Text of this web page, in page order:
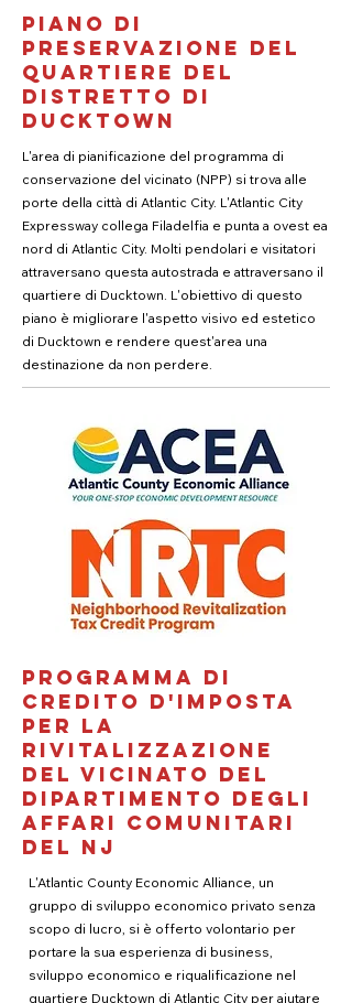
PIANO DI
PRESERVAZIONE DEL
QUARTIERE DEL
DISTRETTO DI
DUCKTOWN
L'area di pianificazione del programma di
conservazione del vicinato (NPP) si trova alle
porte della città di Atlantic City. L'Atlantic City
Expressway collega Filadelfia e punta a ovest ea
nord di Atlantic City. Molti pendolari e visitatori
attraversano questa autostrada e attraversano il
quartiere di Ducktown. L'obiettivo di questo
piano è migliorare l'aspetto visivo ed estetico
di Ducktown e rendere quest'area una
destinazione da non perdere.
Programma di
credito d'imposta
per la
rivitalizzazione
del vicinato del
Dipartimento degli
affari comunitari
del NJ
L'Atlantic County Economic Alliance, un
gruppo di sviluppo economico privato senza
scopo di lucro, si è offerto volontario per
portare la sua esperienza di business,
sviluppo economico e riqualificazione nel
quartiere Ducktown di Atlantic City per aiutare